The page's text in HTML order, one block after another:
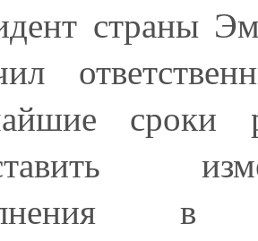
страны
сроки
в